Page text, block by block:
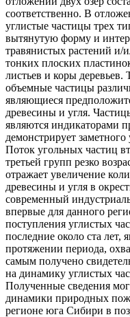
соответственно. В
углистые частицы трех
вытянутую форму и
травянистых растений и/
тонких плоских
листьев и коры деревьев.
объемные частицы
являющиеся
древесины и угля.
являются индикаторами
демонстрирует
Поток угольных частиц
третьей групп резко
отражает увеличение
древесины и угля в
современный
впервые для данного
поступления углистых
последние около ста лет,
протяжении периода,
самым получено
на динамику углистых
Полученные сведения
динамики природных
регионе юга Сибири в